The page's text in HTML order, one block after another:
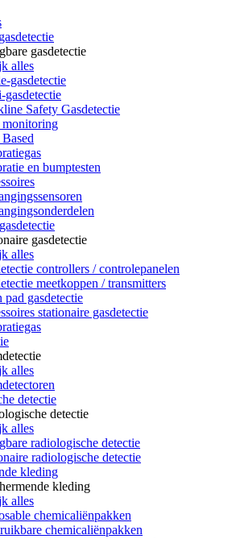
gasdetectie
alles
gasdetectie
Safety Gasdetectie
monitoring
en bumptesten
gasdetectie
alles
controllers / controlepanelen
meetkoppen / transmitters
pad gasdetectie
stationaire gasdetectie
alles
detectie
detectie
alles
radiologische detectie
radiologische detectie
kleding
kleding
alles
chemicaliënpakken
chemicaliënpakken